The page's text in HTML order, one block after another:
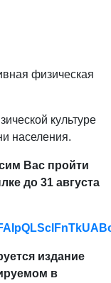
физическая
культуре
населения.
Вас пройти
до 31 августа
издание
в